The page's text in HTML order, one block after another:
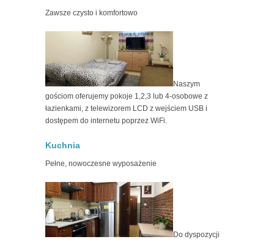
Zawsze czysto i komfortowo
Naszym
gościom oferujemy pokoje 1,2,3 lub 4-osobowe z
łazienkami, z telewizorem LCD z wejściem USB i
dostępem do internetu poprzez WiFi.
Kuchnia
Pełne, nowoczesne wyposażenie
Do dyspozycji